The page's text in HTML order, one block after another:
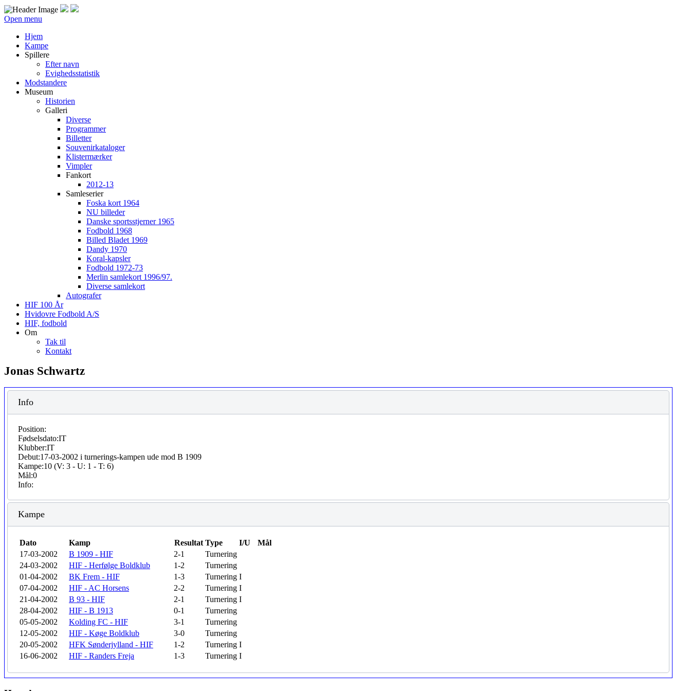
Open menu
Hjem
Kampe
Spillere
Efter navn
Evighedsstatistik
Modstandere
Museum
Historien
Galleri
Diverse
Programmer
Billetter
Souvenirkataloger
Klistermærker
Vimpler
Fankort
2012-13
Samleserier
Foska kort 1964
NU billeder
Danske sportsstjerner 1965
Fodbold 1968
Billed Bladet 1969
Dandy 1970
Koral-kapsler
Fodbold 1972-73
Merlin samlekort 1996/97.
Diverse samlekort
Autografer
HIF 100 År
Hvidovre Fodbold A/S
HIF, fodbold
Om
Tak til
Kontakt
Jonas Schwartz
Info
Position:
Fødselsdato:IT
Klubber:IT
Debut:17-03-2002 i turnerings-kampen ude mod B 1909
Kampe:10 (V: 3 - U: 1 - T: 6)
Mål:0
Info:
Kampe
Dato Kamp Resultat Type I/U
Mål
17-03-2002
B 1909 - HIF 2-1
Turnering
24-03-2002
HIF - Herfølge Boldklub 1-2
Turnering
01-04-2002
BK Frem - HIF 1-3 Turnering I
07-04-2002
HIF - AC Horsens 2-2 Turnering I
21-04-2002
B 93 - HIF 2-1 Turnering I
28-04-2002
HIF - B 1913 0-1
Turnering
05-05-2002
Kolding FC - HIF 3-1
Turnering
12-05-2002
HIF - Køge Boldklub 3-0
Turnering
20-05-2002
HFK Sønderjylland - HIF 1-2 Turnering I
16-06-2002
HIF - Randers Freja 1-3 Turnering I